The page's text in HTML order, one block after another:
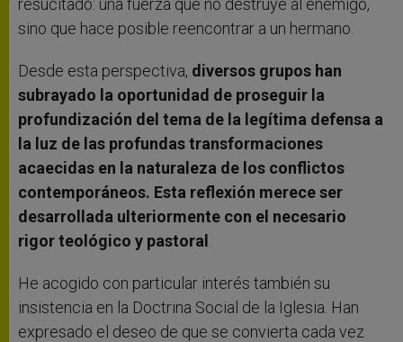
resucitado: una fuerza que no destruye al enemigo,
sino que hace posible reencontrar a un hermano.
Desde esta perspectiva, diversos grupos han
subrayado la oportunidad de proseguir la
profundización del tema de la legítima defensa a
la luz de las profundas transformaciones
acaecidas en la naturaleza de los conflictos
contemporáneos. Esta reflexión merece ser
desarrollada ulteriormente con el necesario
rigor teológico y pastoral
He acogido con particular interés también su
insistencia en la Doctrina Social de la Iglesia. Han
expresado el deseo de que se convierta cada vez